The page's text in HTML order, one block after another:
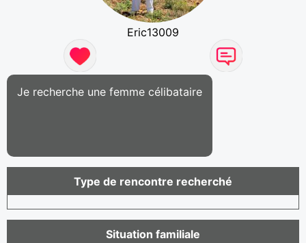
Eric13009
Je recherche une femme célibataire
Type de rencontre recherché
Situation familiale